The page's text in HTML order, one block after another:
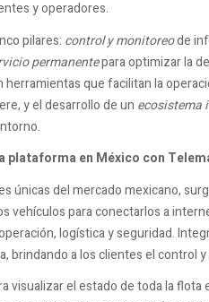
y operadores.
pilares: control y monitoreode
permanentepara optimizar la
herramientas que facilitan la
y el desarrollo de un ecosistema
plataforma en México con
únicas del mercado mexicano,
vehículos para conectarlos a
logística y seguridad.
brindando a los clientes el control
visualizar el estado de toda la